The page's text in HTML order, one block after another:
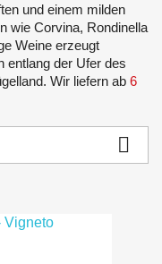
und einem milden
wie Corvina, Rondinella
Weine erzeugt
entlang der Ufer des
Wir liefern ab 6
